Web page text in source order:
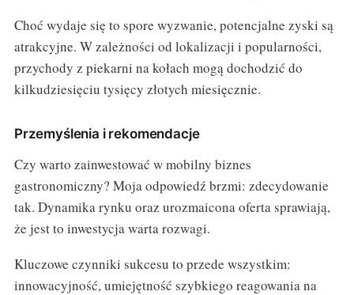
Choć wydaje się to spore wyzwanie, potencjalne zyski są
atrakcyjne. W zależności od lokalizacji i popularności,
przychody z piekarni na kołach mogą dochodzić do
kilkudziesięciu tysięcy złotych miesięcznie.
Przemyślenia i rekomendacje
Czy warto zainwestować w mobilny biznes
gastronomiczny? Moja odpowiedź brzmi: zdecydowanie
tak. Dynamika rynku oraz urozmaicona oferta sprawiają,
że jest to inwestycja warta rozwagi.
Kluczowe czynniki sukcesu to przede wszystkim:
innowacyjność, umiejętność szybkiego reagowania na